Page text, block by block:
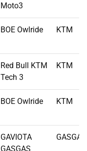
Moto3
BOE Owlride KTM
Red Bull KTM
Tech 3
KTM
BOE Owlride KTM
GAVIOTA
GASGAS
GASGAS